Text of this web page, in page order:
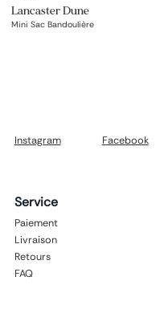
Lancaster Dune
Mini Sac Bandoulière
Instagram Facebook
Service
Paiement
Livraison
Retours
FAQ